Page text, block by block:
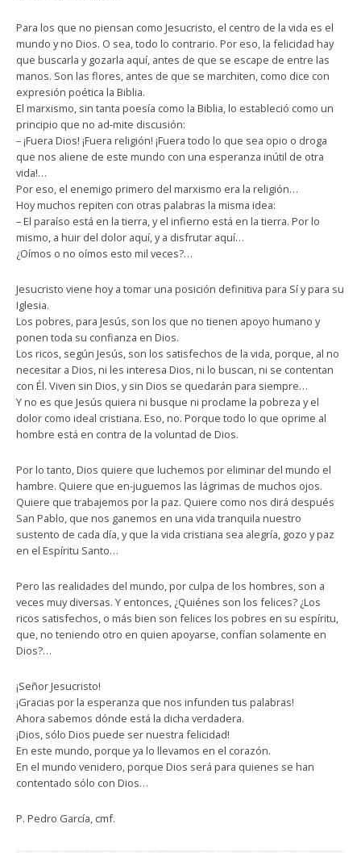
Para los que no piensan como Jesucristo, el centro de la vida es el
mundo y no Dios. O sea, todo lo contrario. Por eso, la felicidad hay
que buscarla y gozarla aquí, antes de que se escape de entre las
manos. Son las flores, antes de que se marchiten, como dice con
expresión poética la Biblia.
El marxismo, sin tanta poesía como la Biblia, lo estableció como un
principio que no ad-mite discusión:
– ¡Fuera Dios! ¡Fuera religión! ¡Fuera todo lo que sea opio o droga
que nos aliene de este mundo con una esperanza inútil de otra
vida!…
Por eso, el enemigo primero del marxismo era la religión…
Hoy muchos repiten con otras palabras la misma idea:
– El paraíso está en la tierra, y el infierno está en la tierra. Por lo
mismo, a huir del dolor aquí, y a disfrutar aquí…
¿Oímos o no oímos esto mil veces?…
Jesucristo viene hoy a tomar una posición definitiva para Sí y para su
Iglesia.
Los pobres, para Jesús, son los que no tienen apoyo humano y
ponen toda su confianza en Dios.
Los ricos, según Jesús, son los satisfechos de la vida, porque, al no
necesitar a Dios, ni les interesa Dios, ni lo buscan, ni se contentan
con Él. Viven sin Dios, y sin Dios se quedarán para siempre…
Y no es que Jesús quiera ni busque ni proclame la pobreza y el
dolor como ideal cristiana. Eso, no. Porque todo lo que oprime al
hombre está en contra de la voluntad de Dios.
Por lo tanto, Dios quiere que luchemos por eliminar del mundo el
hambre. Quiere que en-juguemos las lágrimas de muchos ojos.
Quiere que trabajemos por la paz. Quiere como nos dirá después
San Pablo, que nos ganemos en una vida tranquila nuestro
sustento de cada día, y que la vida cristiana sea alegría, gozo y paz
en el Espíritu Santo…
Pero las realidades del mundo, por culpa de los hombres, son a
veces muy diversas. Y entonces, ¿Quiénes son los felices? ¿Los
ricos satisfechos, o más bien son felices los pobres en su espíritu,
que, no teniendo otro en quien apoyarse, confían solamente en
Dios?…
¡Señor Jesucristo!
¡Gracias por la esperanza que nos infunden tus palabras!
Ahora sabemos dónde está la dicha verdadera.
¡Dios, sólo Dios puede ser nuestra felicidad!
En este mundo, porque ya lo llevamos en el corazón.
En el mundo venidero, porque Dios será para quienes se han
contentado sólo con Dios…
P. Pedro García, cmf.